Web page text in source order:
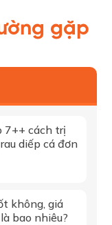
gặp
7++ cách trị
diếp cá đơn
không, giá
bao nhiêu?